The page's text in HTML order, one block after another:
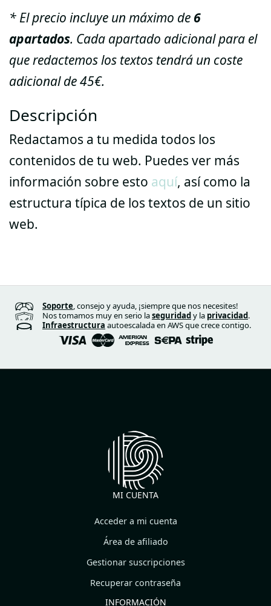
* El precio incluye un máximo de 6
apartados. Cada apartado adicional para el
que redactemos los textos tendrá un coste
adicional de 45€.
Descripción
Redactamos a tu medida todos los
contenidos de tu web. Puedes ver más
información sobre esto aquí, así como la
estructura típica de los textos de un sitio
web.
Soporte, consejo y ayuda, ¡siempre que nos necesites!
Nos tomamos muy en serio laseguridady la privacidad.
Infraestructura autoescalada en AWS que crece contigo.
MI CUENTA
Acceder a mi cuenta
Área de afiliado
Gestionar suscripciones
Recuperar contraseña
INFORMACIÓN